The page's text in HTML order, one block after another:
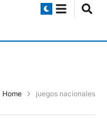
Home juegos nacionales